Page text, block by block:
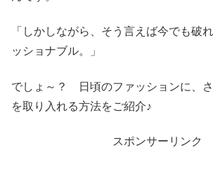
「しかしながら、そう言えば今でも破
ッショナブル。」
でしょ～？ 日頃のファッションに、
を取り入れる方法をご紹介♪
スポンサーリンク